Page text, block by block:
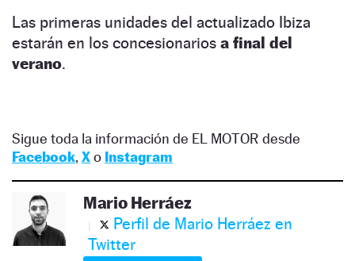
Las primeras unidades del actualizado Ibiza
estarán en los concesionarios a final del
verano.
Sigue toda la información de EL MOTOR desde
Facebook, Xo Instagram
Mario Herráez
Perfil de Mario Herráez en
Twitter